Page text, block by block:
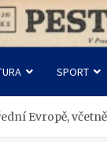
SPORT
Evropě,